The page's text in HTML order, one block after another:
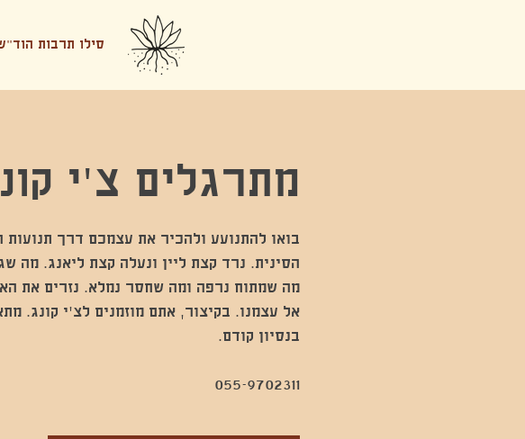
סילו תרבות
מתרגלים צ׳י
בואו להתנועע ולהכיר את עצמכם דרך
הסינית. נרד קצת ליין ונעלה קצת ליאנג. מה
מה שמתוח נרפה ומה שחסר נמלא. נזרים את
אל עצמנו. בקיצור, אתם מוזמנים לצ'י קונג.
055-9702311